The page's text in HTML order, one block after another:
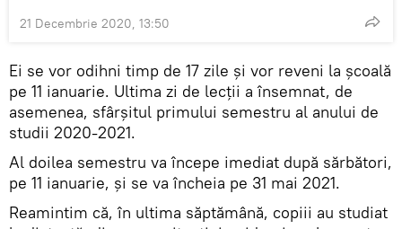
21 Decembrie 2020, 13:50
Ei se vor odihni timp de 17 zile și vor reveni la școală
pe 11 ianuarie. Ultima zi de lecții a însemnat, de
asemenea, sfârșitul primului semestru al anului de
studii 2020-2021.
Al doilea semestru va începe imediat după sărbători,
pe 11 ianuarie, și se va încheia pe 31 mai 2021.
Reamintim că, în ultima săptămână, copiii au studiat